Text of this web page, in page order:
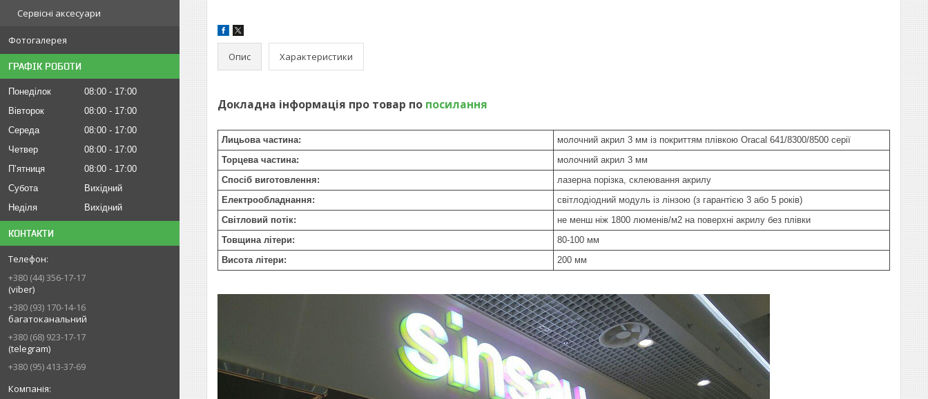
Сервісні аксесуари
Фотогалерея
ГРАФІК РОБОТИ
Понеділок 08:00
17:00
Вівторок
08:00
17:00
Середа
08:00
17:00
Четвер
08:00
17:00
Пʼятниця
08:00
17:00
Субота
Вихідний
Неділя
Вихідний
КОНТАКТИ
+380 (44) 356-17-17
(viber)
+380 (93) 170-14-16
багатоканальний
+380 (68) 923-17-17
(telegram)
+380 (95) 413-37-69
Опис Характеристики
Докладна інформація про товар по посилання
Лицьова частина:
молочний акрил 3 мм із покриттям плівкою Oracal 641/8300/8500 серії
Торцева частина:
молочний акрил 3 мм
Спосіб виготовлення:
лазерна порізка, склеювання акрилу
Електрообладнання:
світлодіодний модуль із лінзою (з гарантією 3 або 5 років)
Світловий потік:
не менш ніж 1800 люменів/м2 на поверхні акрилу без плівки
Товщина літери:
80-100 мм
Висота літери:
200 мм